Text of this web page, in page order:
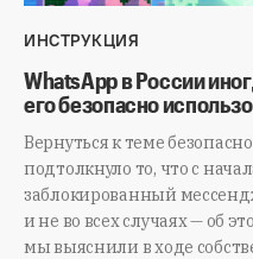
ИНСТРУКЦИЯ
WhatsApp в России
его безопасно
Вернуться к теме
подтолкнуло то, что с
заблокированный
и не во всех случаях — об
мы выяснили в ходе